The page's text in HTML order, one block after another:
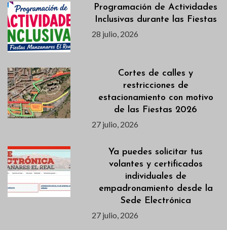
Programación de Actividades
Inclusivas durante las Fiestas
28 julio, 2026
Cortes de calles y
restricciones de
estacionamiento con motivo
de las Fiestas 2026
27 julio, 2026
Ya puedes solicitar tus
volantes y certificados
individuales de
empadronamiento desde la
Sede Electrónica
27 julio, 2026